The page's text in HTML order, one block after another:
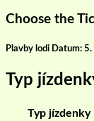
Choose the
Plavby lodi Datum:
Typ
Typ jízdenky